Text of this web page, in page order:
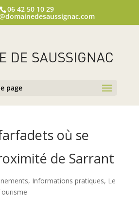
06 42 50 10 29
page
où se
de Sarrant
, Informations pratiques, Le